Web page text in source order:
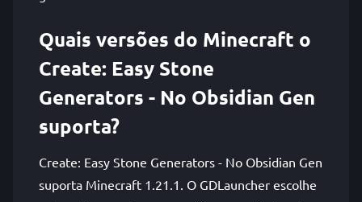
Quais versões do Minecraft o
Create: Easy Stone
Generators - No Obsidian Gen
suporta?
Create: Easy Stone Generators - No Obsidian Gen
suporta Minecraft 1.21.1. O GDLauncher escolhe